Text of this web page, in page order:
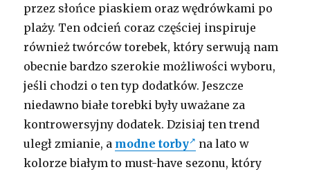
przez słońce piaskiem oraz wędrówkami po
plaży. Ten odcień coraz częściej inspiruje
również twórców torebek, który serwują nam
obecnie bardzo szerokie możliwości wyboru,
jeśli chodzi o ten typ dodatków. Jeszcze
niedawno białe torebki były uważane za
kontrowersyjny dodatek. Dzisiaj ten trend
uległ zmianie, a modne torby
na lato w
kolorze białym to must-have sezonu, który